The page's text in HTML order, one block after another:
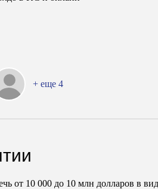
+ еще 4
от 10 000 до 10 млн долларов в